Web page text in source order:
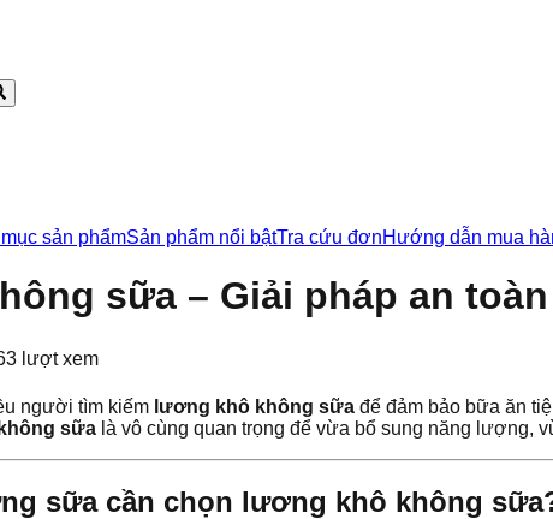
sản phẩmSản phẩm nổi bậtTra cứu đơnHướng dẫn mua
sữa – Giải pháp an
lượt xem
người tìm kiếm lương khô không sữa để đảm bảo bữa ăn
sữa là vô cùng quan trọng để vừa bổ sung năng lượng,
sữa cần chọn lương khô không